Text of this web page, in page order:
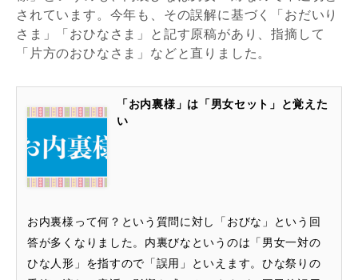
されています。今年も、その誤解に基づく「おだいり
さま」「おひなさま」と記す原稿があり、指摘して
「片方のおひなさま」などと直りました。
「お内裏様」は「男女セット」と覚えた
い
お内裏様って何？という質問に対し「おびな」という回
答が多くなりました。内裏びなというのは「男女一対の
ひな人形」を指すので「誤用」といえます。ひな祭りの